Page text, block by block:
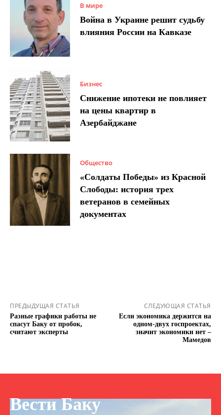
В мире
Война в Украине решит судьбу
влияния России на Кавказе
Бизнес
Снижение ипотеки не повлияет
на цены квартир в
Азербайджане
Общество
«Солдаты Победы» из Красной
Слободы: история трех
ветеранов в семейных
документах
ПРЕДЫДУЩАЯ СТАТЬЯ
Разные графики работы не
спасут Баку от пробок,
считают эксперты
СЛЕДУЮЩАЯ СТАТЬЯ
Если экономика держится на
одном-двух госпроектах,
значит экономики нет –
Мамедов
Вести Баку